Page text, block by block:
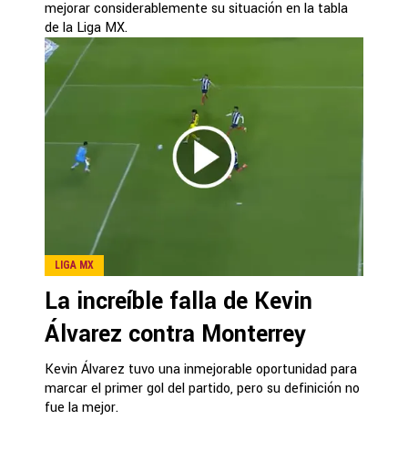
mejorar considerablemente su situación en la tabla
de la Liga MX.
LIGA MX
La increíble falla de Kevin
Álvarez contra Monterrey
Kevin Álvarez tuvo una inmejorable oportunidad para
marcar el primer gol del partido, pero su definición no
fue la mejor.